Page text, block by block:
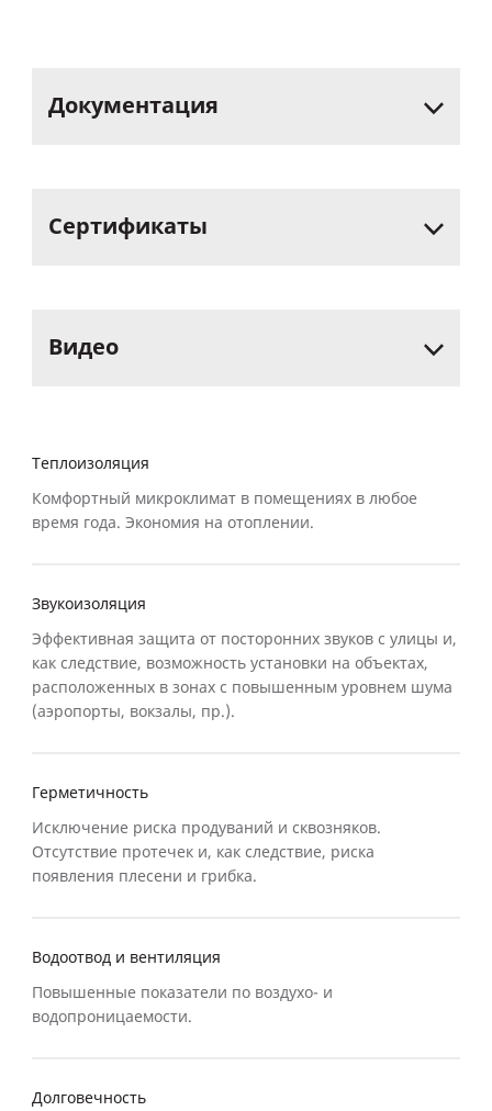
Документация
Сертификаты
Видео
Теплоизоляция
Комфортный микроклимат в помещениях в любое
время года. Экономия на отоплении.
Звукоизоляция
Эффективная защита от посторонних звуков с улицы и,
как следствие, возможность установки на объектах,
расположенных в зонах с повышенным уровнем шума
(аэропорты, вокзалы, пр.).
Герметичность
Исключение риска продуваний и сквозняков.
Отсутствие протечек и, как следствие, риска
появления плесени и грибка.
Водоотвод и вентиляция
Повышенные показатели по воздухо- и
водопроницаемости.
Долговечность